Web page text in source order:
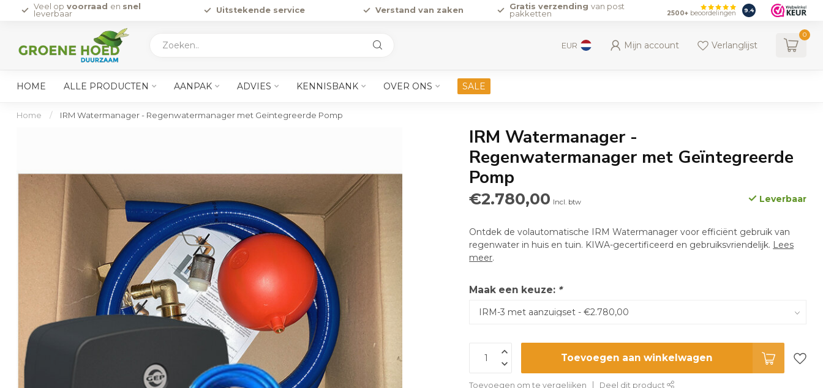
Veel op voorraad en snel
leverbaar
Uitstekende service Verstand van zaken Gratis verzending van post
pakketten
2500+ beoordelingen 9.4
EUR Mijn account Verlanglijst
0
HOME ALLE PRODUCTEN AANPAK ADVIES KENNISBANK OVER ONS SALE
Home / IRM Watermanager - Regenwatermanager met Geïntegreerde Pomp
IRM Watermanager -
Regenwatermanager met Geïntegreerde
Pomp
€2.780,00 Incl. btw Leverbaar
Ontdek de volautomatische IRM Watermanager voor efficiënt gebruik van
regenwater in huis en tuin. KIWA-gecertificeerd en gebruiksvriendelijk. Lees
meer.
Maak een keuze: *
Toevoegen aan winkelwagen
Toevoegen om te vergelijken Deel dit product